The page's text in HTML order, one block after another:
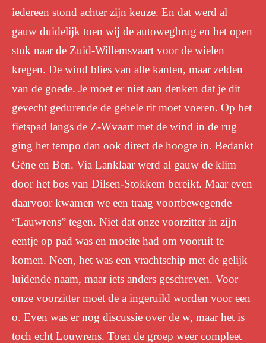
iedereen stond achter zijn keuze. En dat werd al
gauw duidelijk toen wij de autowegbrug en het open
stuk naar de Zuid-Willemsvaart voor de wielen
kregen. De wind blies van alle kanten, maar zelden
van de goede. Je moet er niet aan denken dat je dit
gevecht gedurende de gehele rit moet voeren. Op het
fietspad langs de Z-Wvaart met de wind in de rug
ging het tempo dan ook direct de hoogte in. Bedankt
Gène en Ben. Via Lanklaar werd al gauw de klim
door het bos van Dilsen-Stokkem bereikt. Maar even
daarvoor kwamen we een traag voortbewegende
“Lauwrens” tegen. Niet dat onze voorzitter in zijn
eentje op pad was en moeite had om vooruit te
komen. Neen, het was een vrachtschip met de gelijk
luidende naam, maar iets anders geschreven. Voor
onze voorzitter moet de a ingeruild worden voor een
o. Even was er nog discussie over de w, maar het is
toch echt Louwrens. Toen de groep weer compleet